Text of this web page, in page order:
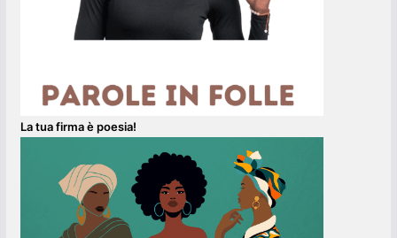
La tua firma è poesia!